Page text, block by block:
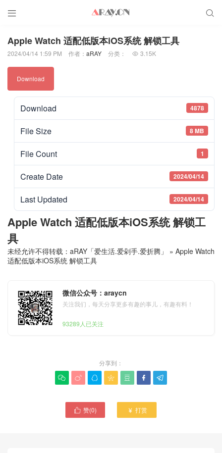
 
Apple Watch 适配低版本iOS系统 解锁工具
2024/04/14 1:59 PM 作者： aRAY 分类：  3.15K
Download
Download 4878
File Size 8 MB
File Count 1
Create Date 2024/04/14
Last Updated 2024/04/14
Apple Watch 适配低版本iOS系统 解锁工
具
未经允许不得转载： aRAY「爱生活.爱剁手.爱折腾」 » Apple Watch
适配低版本iOS系统 解锁工具
微信公众号：araycn
关注我们，每天分享更多有趣的事儿，有趣有料！
93289人已关注
分享到：
      
 赞(0)  打赏